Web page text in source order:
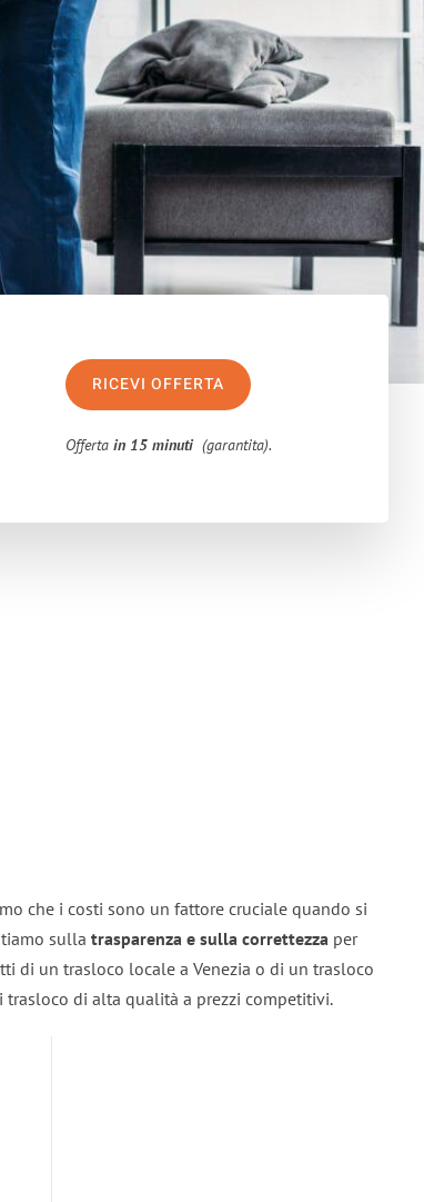
RICEVI OFFERTA
Offertain 15 minuti (garantita).
che i costi sono un fattore cruciale quando si
sulla trasparenza e sulla correttezza per
di un trasloco locale a Venezia o di un trasloco
di alta qualità a prezzi competitivi.